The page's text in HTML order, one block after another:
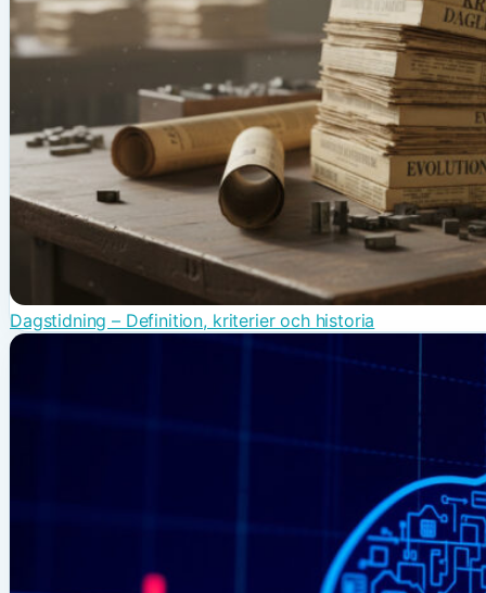
Dagstidning – Definition, kriterier och historia